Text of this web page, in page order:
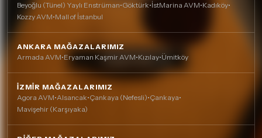
Beyoğlu (Tünel) Yaylı Enstrüman•Göktürk•İstMarina AVM•Kadıköy•
Kozzy AVM•Mall of İstanbul
ANKARA MAĞAZALARIMIZ
Armada AVM•Eryaman Kaşmir AVM•Kızılay•Ümitköy
İZMIR MAĞAZALARIMIZ
Agora AVM•Alsancak•Çankaya (Nefesli)•Çankaya•
Mavişehir (Karşıyaka)